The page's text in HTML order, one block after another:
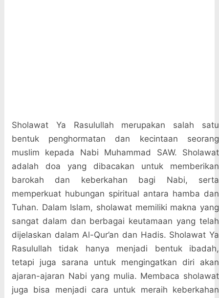
Sholawat Ya Rasulullah merupakan salah satu
bentuk penghormatan dan kecintaan seorang
muslim kepada Nabi Muhammad SAW. Sholawat
adalah doa yang dibacakan untuk memberikan
barokah dan keberkahan bagi Nabi, serta
memperkuat hubungan spiritual antara hamba dan
Tuhan. Dalam Islam, sholawat memiliki makna yang
sangat dalam dan berbagai keutamaan yang telah
dijelaskan dalam Al-Qur’an dan Hadis. Sholawat Ya
Rasulullah tidak hanya menjadi bentuk ibadah,
tetapi juga sarana untuk mengingatkan diri akan
ajaran-ajaran Nabi yang mulia. Membaca sholawat
juga bisa menjadi cara untuk meraih keberkahan